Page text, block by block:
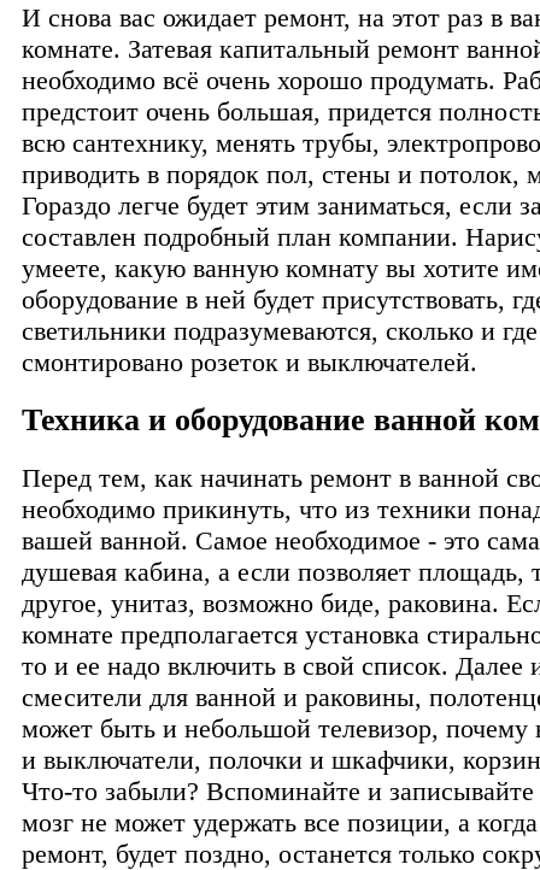
И снова вас ожидает ремонт, на этот раз в
комнате. Затевая капитальный ремонт
необходимо всё очень хорошо продумать.
предстоит очень большая, придется
всю сантехнику, менять трубы,
приводить в порядок пол, стены и потолок,
Гораздо легче будет этим заниматься, если
составлен подробный план компании.
умеете, какую ванную комнату вы хотите
оборудование в ней будет присутствовать,
светильники подразумеваются, сколько и
смонтировано розеток и выключателей.
Техника и оборудование ванной
Перед тем, как начинать ремонт в ванной
необходимо прикинуть, что из техники
вашей ванной. Самое необходимое - это
душевая кабина, а если позволяет площадь,
другое, унитаз, возможно биде, раковина.
комнате предполагается установка
то и ее надо включить в свой список. Далее
смесители для ванной и раковины,
может быть и небольшой телевизор, почему
и выключатели, полочки и шкафчики,
Что-то забыли? Вспоминайте и записывайте
мозг не может удержать все позиции, а
ремонт, будет поздно, останется только